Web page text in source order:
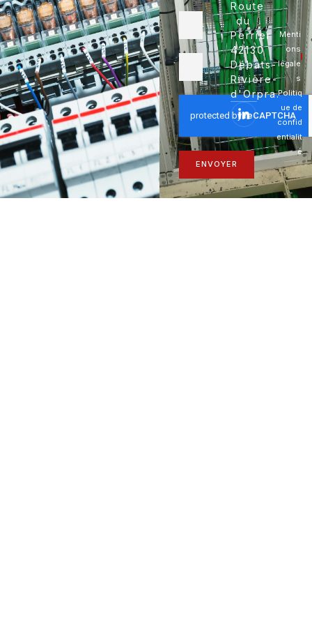
ENVOYER
Route
du
Perrier
42130
Débats-
Rivière-
d'Orpra.
Menti
ons
légale
s
Politiq
ue de
confid
entialit
é